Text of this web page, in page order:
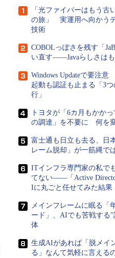
「光ファイバーはもう古
の旅」 実運用へ向かう
技術
COBOLっぽさを残す「
い直す――Javaらしさは
Windows Updateで要注
起動も認証も止まる「3
行」
トヨタが「6カ月もかか
の調達」を不要に 何を
富士通も日立も去る、日
レーム脱却」が一筋縄で
ITインフラ専門家の私で
てない――「Active
Iに丸ごと任せてみた結果
メインフレームに眠る「
ード」、AIでも苦戦する
体
生成AIがあれば「脱メイ
る」なんて気軽に言える